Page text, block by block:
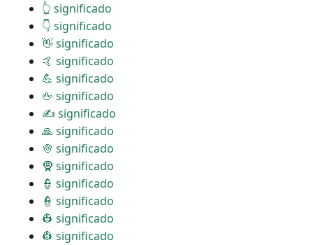
👆 significado
👇 significado
👋 significado
🤙 significado
💪 significado
🖕 significado
✍ significado
🙏 significado
👳 significado
🧕 significado
👮 significado
👮 significado
👷 significado
👷 significado